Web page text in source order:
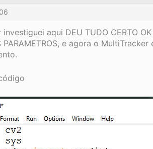
aqui DEU TUDO CERTO OK
PARAMETROS, e agora o